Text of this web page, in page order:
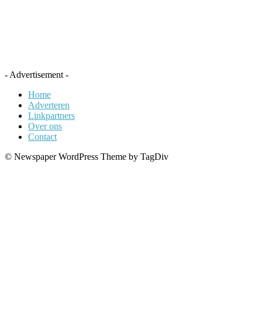
- Advertisement -
Home
Adverteren
Linkpartners
Over ons
Contact
© Newspaper WordPress Theme by TagDiv